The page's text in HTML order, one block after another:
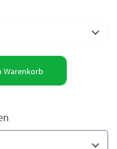
Warenkorb